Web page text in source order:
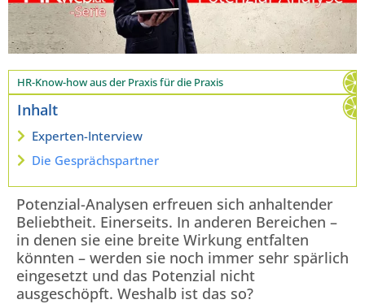
HR-Know-how aus der Praxis für die Praxis
Inhalt
Experten-Interview
Die Gesprächspartner
Potenzial-Analysen erfreuen sich anhaltender
Beliebtheit. Einerseits. In anderen Bereichen –
in denen sie eine breite Wirkung entfalten
könnten – werden sie noch immer sehr spärlich
eingesetzt und das Potenzial nicht
ausgeschöpft. Weshalb ist das so?